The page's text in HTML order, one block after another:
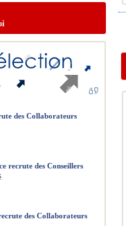
des Collaborateurs
recrute des Conseillers
des Collaborateurs